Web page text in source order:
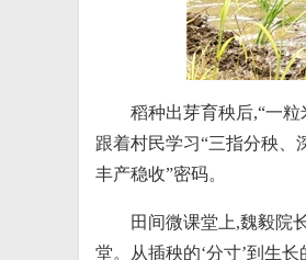
稻种出芽育秧后,“一
跟着村民学习“三指分秧、
丰产稳收”密码。
田间微课堂上,魏毅院
堂。从插秧的‘分寸’到生